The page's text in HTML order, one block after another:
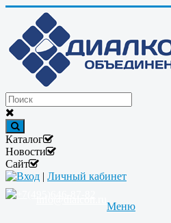
Каталог
Новости
Сайт
Вход | Личный кабинет
Меню